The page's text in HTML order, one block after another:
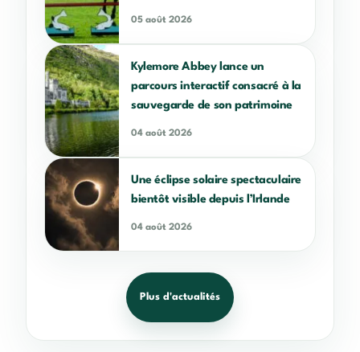
05 août 2026
Kylemore Abbey lance un
parcours interactif consacré à la
sauvegarde de son patrimoine
04 août 2026
Une éclipse solaire spectaculaire
bientôt visible depuis l’Irlande
04 août 2026
Plus d'actualités